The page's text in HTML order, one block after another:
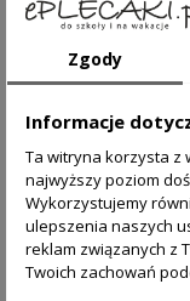
Jak dotąd nikt nie
Wyjątkowy długopis
technologii UV,
będą widoczne tylko
Zgody
Informacje
Ta witryna korzysta z
najwyższy poziom
Wykorzystujemy
ulepszenia naszych
reklam związanych z
Twoich zachowań